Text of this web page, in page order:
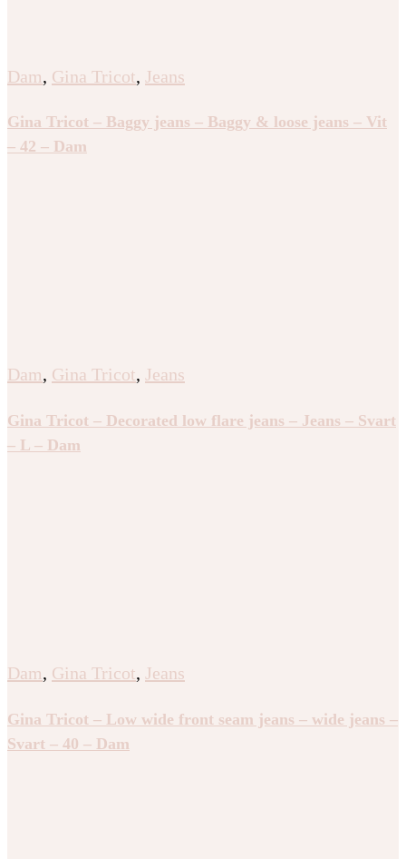
Dam, Gina Tricot, Jeans
Gina Tricot – Baggy jeans – Baggy & loose jeans – Vit
– 42 – Dam
Dam, Gina Tricot, Jeans
Gina Tricot – Decorated low flare jeans – Jeans – Svart
– L – Dam
Dam, Gina Tricot, Jeans
Gina Tricot – Low wide front seam jeans – wide jeans –
Svart – 40 – Dam